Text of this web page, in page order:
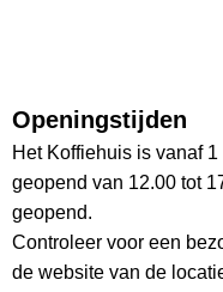
Openingstijden
Het Koffiehuis is vanaf
geopend van 12.00 tot
geopend.
Controleer voor een
de website van de